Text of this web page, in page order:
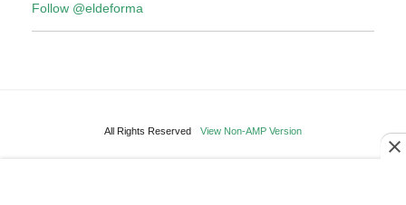
Follow @eldeforma
All Rights Reserved View Non-AMP Version